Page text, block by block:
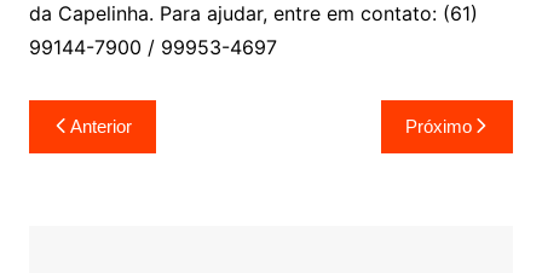
da Capelinha. Para ajudar, entre em contato: (61)
99144-7900 / 99953-4697
Navegação
de
Anterior Próximo